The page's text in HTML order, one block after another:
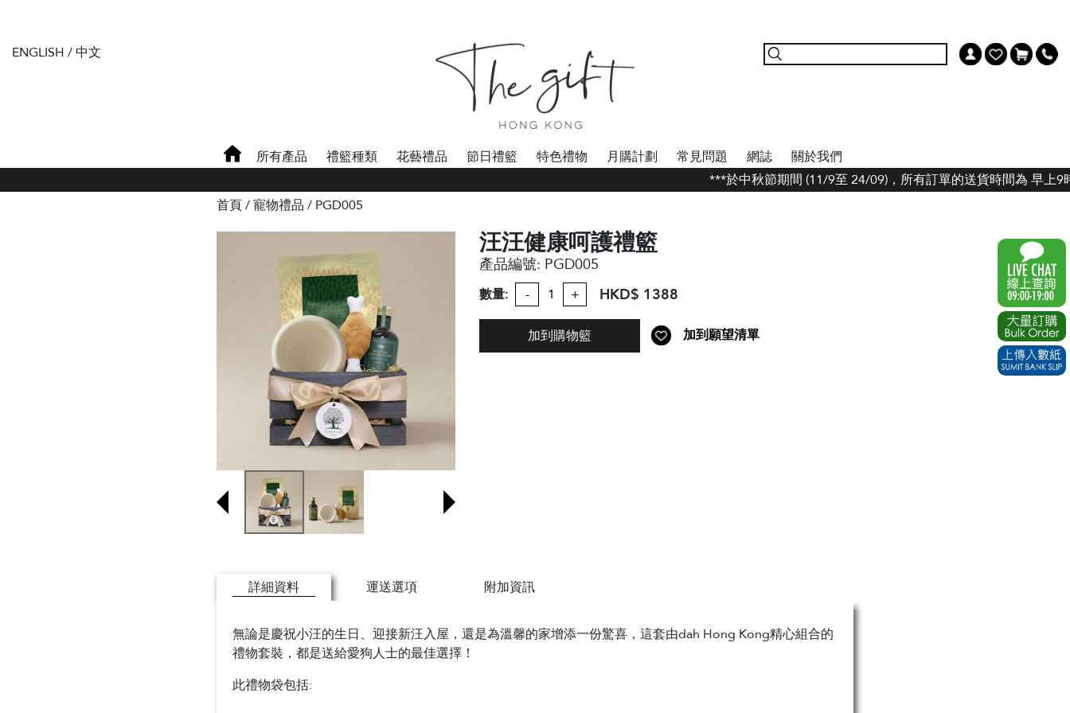
ENGLISH /中文
所有產品 禮籃種類 花藝禮品 節日禮籃 特色禮物 月購計劃 常見問題 網誌
關於我們
***於中秋節期間 (11/9至 24/09)，所有訂單的送貨時間為 早上9
首頁
寵物禮品 PGD005
汪汪健康呵護禮籃
產品編號: PGD005
數量: - + HKD$ 1388
加到購物籃 加到願望清單
詳細資料 運送選項 附加資訊
無論是慶祝小汪的生日、迎接新汪入屋，還是為溫馨的家增添一份驚喜，這套由dah Hong Kong精心組合的
禮物套裝，都是送給愛狗人士的最佳選擇！
此禮物袋包括: